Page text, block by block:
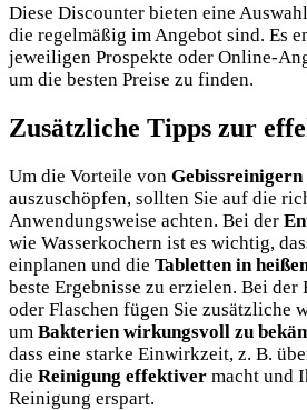
Diese Discounter bieten eine
die regelmäßig im Angebot sind. Es
jeweiligen Prospekte oder Online-
um die besten Preise zu finden.
Zusätzliche Tipps zur
Um die Vorteile von Gebissreinigern
auszuschöpfen, sollten Sie auf die
Anwendungsweise achten. Bei der
wie Wasserkochern ist es wichtig,
einplanen und die Tabletten in
beste Ergebnisse zu erzielen. Bei der
oder Flaschen fügen Sie zusätzliche
um Bakterien wirkungsvoll zu
dass eine starke Einwirkzeit, z. B.
die Reinigung effektiver macht und
Reinigung erspart.